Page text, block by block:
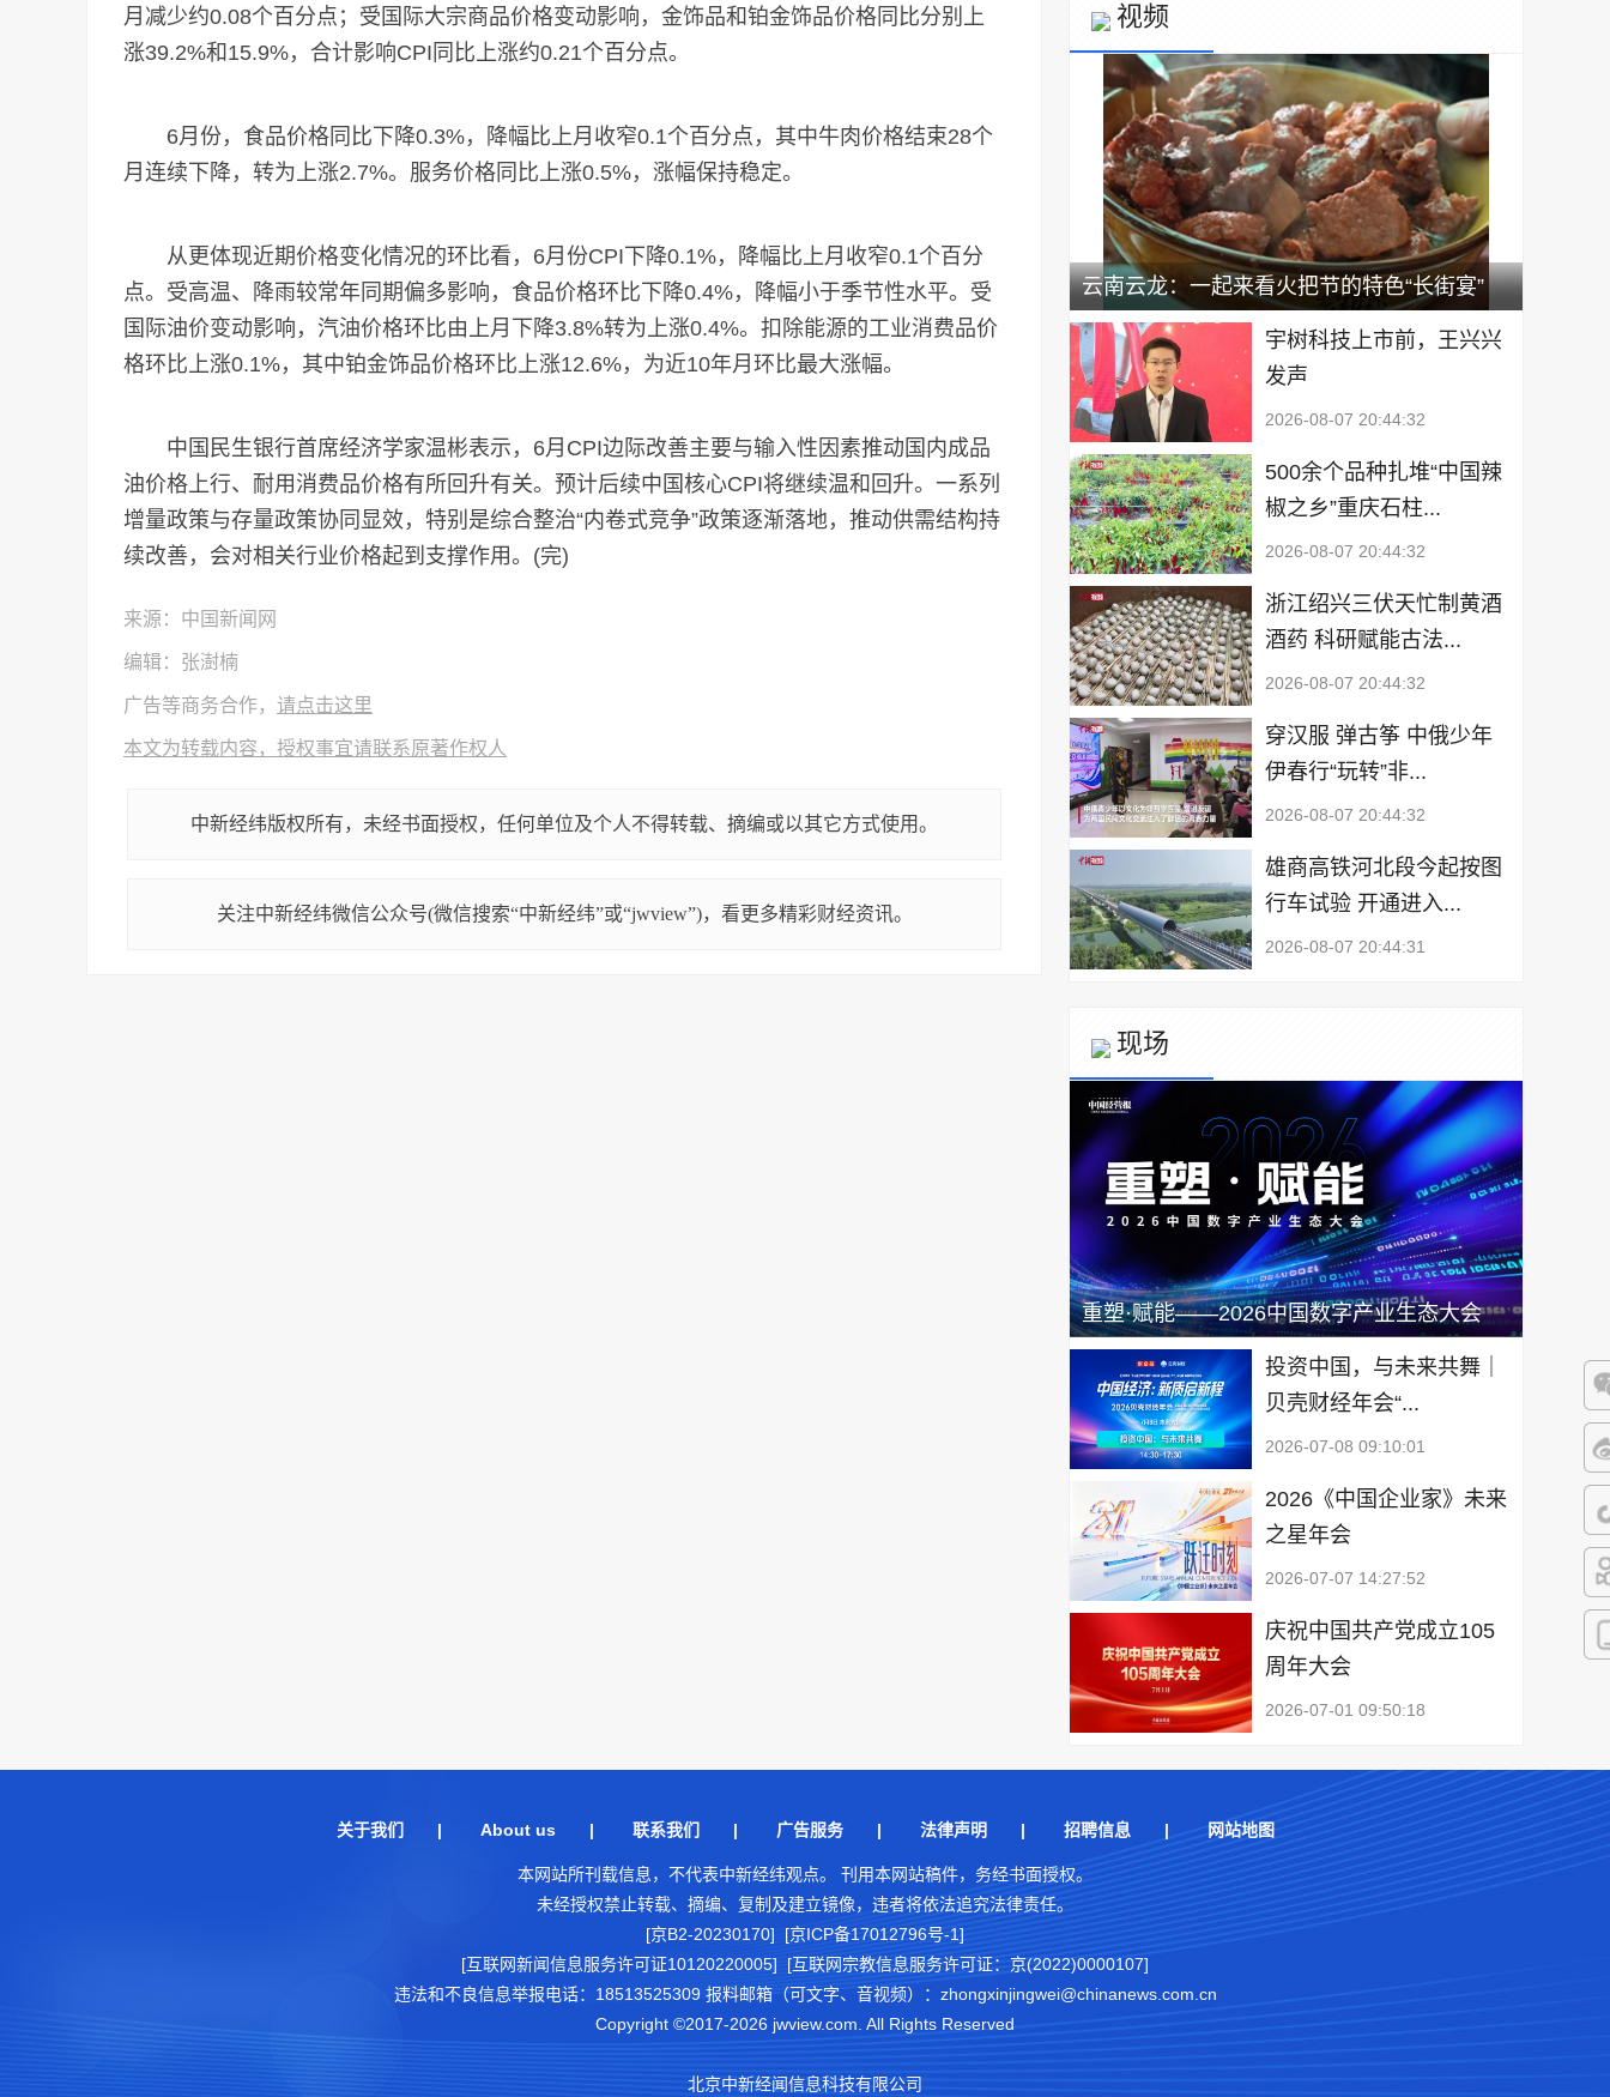
微
微
抖
快
月减少约0.08个百分点；受国际大宗商品价格变动影响，金饰品和铂金饰品价格同比分别上
涨39.2%和15.9%，合计影响CPI同比上涨约0.21个百分点。
6月份，食品价格同比下降0.3%，降幅比上月收窄0.1个百分点，其中牛肉价格结束28个
月连续下降，转为上涨2.7%。服务价格同比上涨0.5%，涨幅保持稳定。
从更体现近期价格变化情况的环比看，6月份CPI下降0.1%，降幅比上月收窄0.1个百分
点。受高温、降雨较常年同期偏多影响，食品价格环比下降0.4%，降幅小于季节性水平。受
国际油价变动影响，汽油价格环比由上月下降3.8%转为上涨0.4%。扣除能源的工业消费品价
格环比上涨0.1%，其中铂金饰品价格环比上涨12.6%，为近10年月环比最大涨幅。
中国民生银行首席经济学家温彬表示，6月CPI边际改善主要与输入性因素推动国内成品
油价格上行、耐用消费品价格有所回升有关。预计后续中国核心CPI将继续温和回升。一系列
增量政策与存量政策协同显效，特别是综合整治“内卷式竞争”政策逐渐落地，推动供需结构持
续改善，会对相关行业价格起到支撑作用。(完)
来源：中国新闻网
编辑：张澍楠
广告等商务合作， 请点击这里
本文为转载内容，授权事宜请联系原著作权人
中新经纬版权所有，未经书面授权，任何单位及个人不得转载、摘编或以其它方式使用。
关注中新经纬微信公众号(微信搜索“中新经纬”或“jwview”)，看更多精彩财经资讯。
视频
云南云龙：一起来看火把节的特色“长街宴”
宇树科技上市前，王兴兴
发声
2026-08-07 20:44:32
500余个品种扎堆“中国辣
椒之乡”重庆石柱...
2026-08-07 20:44:32
浙江绍兴三伏天忙制黄酒
酒药 科研赋能古法...
2026-08-07 20:44:32
穿汉服 弹古筝 中俄少年
伊春行“玩转”非...
2026-08-07 20:44:32
雄商高铁河北段今起按图
行车试验 开通进入...
2026-08-07 20:44:31
现场
重塑·赋能——2026中国数字产业生态大会
投资中国，与未来共舞｜
贝壳财经年会“...
2026-07-08 09:10:01
2026《中国企业家》未来
之星年会
2026-07-07 14:27:52
庆祝中国共产党成立105
周年大会
2026-07-01 09:50:18
关于我们 | About us| 联系我们 | 广告服务| 法律声明 | 招聘信息 | 网站地图
本网站所刊载信息，不代表中新经纬观点。 刊用本网站稿件，务经书面授权。
未经授权禁止转载、摘编、复制及建立镜像，违者将依法追究法律责任。
[京B2-20230170] [京ICP备17012796号-1]
[互联网新闻信息服务许可证10120220005]
[互联网宗教信息服务许可证：京(2022)0000107]
违法和不良信息举报电话：18513525309 报料邮箱（可文字、音视频）：zhongxinjingwei@chinanews.com.cn
Copyright ©2017-2026 jwview.com. All Rights Reserved
北京中新经闻信息科技有限公司